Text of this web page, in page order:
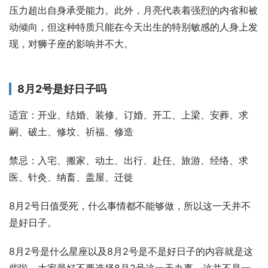
压力超出自身承受能力。此外，月亮代表着强烈的内省和被
动倾向，但这种特质只能在今天出生的特别敏感的人身上发
现，对狮子座的影响并不大。
8月2号是好日子吗
适宜：开业、结婚、装修、订婚、开工、上梁、安葬、求
嗣、破土、修坟、祈福、修造
禁忌：入宅、搬家、动土、出行、赴任、旅游、经络、求
医、针灸、纳畜、盖屋、迁徙
8月2号日值受死，什么事情都不能够做，所以这一天并不
是好日子。
8月2号是什么星座以及8月2号是不是好日子的内容就是这